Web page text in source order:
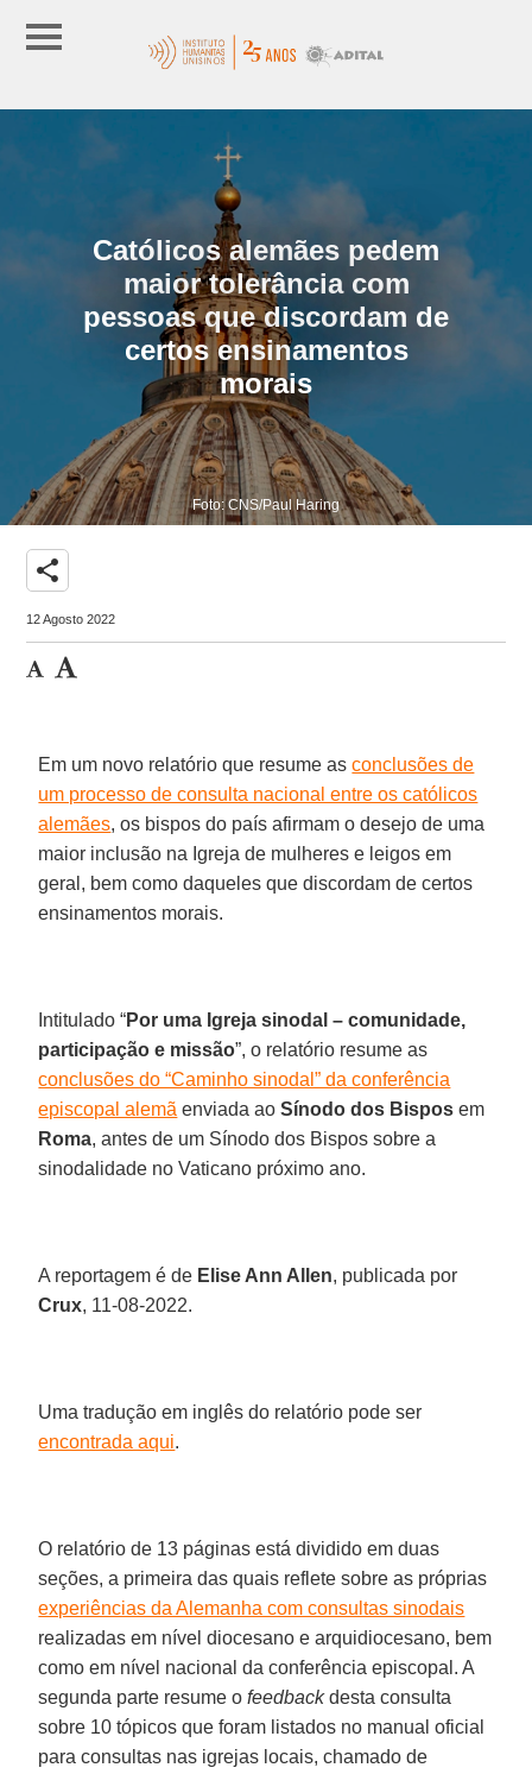
Católicos alemães pedem
maior tolerância com
pessoas que discordam de
certos ensinamentos
morais
Foto: CNS/Paul Haring
share
12 Agosto 2022
Em um novo relatório que resume asconclusões de
um processo de consulta nacional entre os católicos
alemães, os bispos do país afirmam o desejo de uma
maior inclusão na Igreja de mulheres e leigos em
geral, bem como daqueles que discordam de certos
ensinamentos morais.
Intitulado “Por uma Igreja sinodal – comunidade,
participação e missão”, o relatório resume as
conclusões do “Caminho sinodal” da conferência
episcopal alemã enviada aoSínodo dos Bispos em
Roma, antes de um Sínodo dos Bispos sobre a
sinodalidade no Vaticano próximo ano.
A reportagem é de Elise Ann Allen, publicada por
Crux, 11-08-2022.
Uma tradução em inglês do relatório pode ser
encontrada aqui.
O relatório de 13 páginas está dividido em duas
seções, a primeira das quais reflete sobre as próprias
experiências da Alemanha com consultas sinodais
realizadas em nível diocesano e arquidiocesano, bem
como em nível nacional da conferência episcopal. A
segunda parte resume ofeedbackdesta consulta
sobre 10 tópicos que foram listados no manual oficial
para consultas nas igrejas locais, chamado de